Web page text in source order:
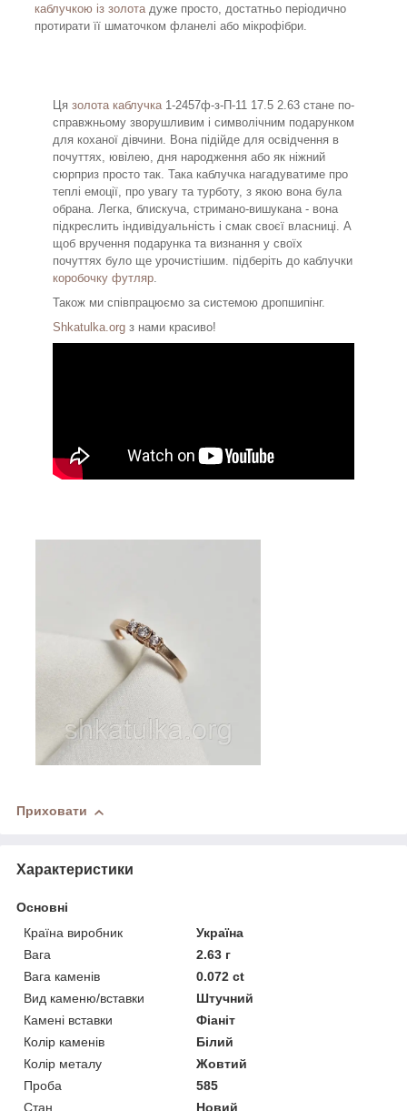
каблучкою із золотадуже просто, достатньо періодично
протирати її шматочком фланелі або мікрофібри.
Ця золота каблучка1-2457ф-з-П-11 17.5 2.63 стане по-
справжньому зворушливим і символічним подарунком
для коханої дівчини. Вона підійде для освідчення в
почуттях, ювілею, дня народження або як ніжний
сюрприз просто так. Така каблучка нагадуватиме про
теплі емоції, про увагу та турботу, з якою вона була
обрана. Легка, блискуча, стримано-вишукана - вона
підкреслить індивідуальність і смак своєї власниці. А
щоб вручення подарунка та визнання у своїх
почуттях було ще урочистішим. підберіть до каблучки
коробочку футляр.
Також ми співпрацюємо за системою дропшипінг.
Shkatulka.org з нами красиво!
Приховати
Характеристики
Основні
Країна виробник
Україна
Вага
2.63 г
Вага каменів
0.072 ct
Вид каменю/вставки
Штучний
Камені вставки
Фіаніт
Колір каменів
Білий
Колір металу
Жовтий
Проба
585
Стан
Новий